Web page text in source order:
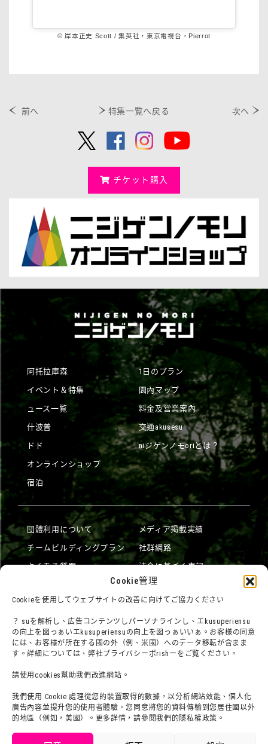
Cookie管理
Cookieを使用してウェブサイトの改善に向けてご協力ください
？ suを解析し、広告コンテンツしパーソナラインし、エkusuperiensu
の向上を図っぁいエkusuperiensuの向上を図っぁいいぁ。お客様の同意
には、お客様が所在する國の外（例、米國）へのデータ移転が含まま
す。詳細については、弊社プライバシーポrishーをご覧ください。
請使用cookies幫助我們改進網站。
我們使用 Cookie 處理從您的裝置取得的數據，以分析網站效能、個人化
廣告內容並提升您的使用者體驗。您同意將您的資料傳輸到您居住國以外
的地區（例如，美國）。更多詳情，請參閱我們的隱私權政策。
© 岸本正史 Scott / 集英社，東京電視台，Pierrot
前へ 特集一覧へ戻る 次へ
チケット購入
阿托拉庫森
イベント＆特集
ュース一覧
什波普
ドド
オンラインショップ
宿泊
1日のプラン
園內マップ
料金及営業案內
交通akusesu
niジゲンノモoriとは？
団體利用について
チームビルディングプラン
よくある質問・
利用規約
プライバシーポrisiー
プresuririsu
メディア掲載実績
社群網路
法令に基づく表記
會社概要
sutafu招募集